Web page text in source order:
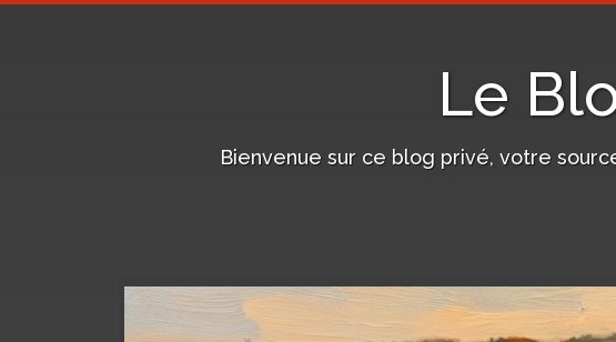
Le
Bienvenue sur ce blog privé, votre